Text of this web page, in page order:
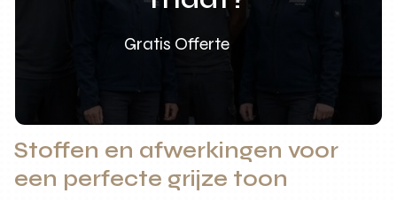
Gratis Offerte
Stoffen en afwerkingen voor
een perfecte grijze toon